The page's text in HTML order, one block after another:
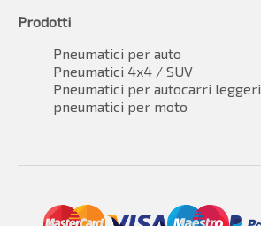
Prodotti
Pneumatici per auto
Pneumatici 4x4 / SUV
Pneumatici per autocarri leggeri
pneumatici per moto